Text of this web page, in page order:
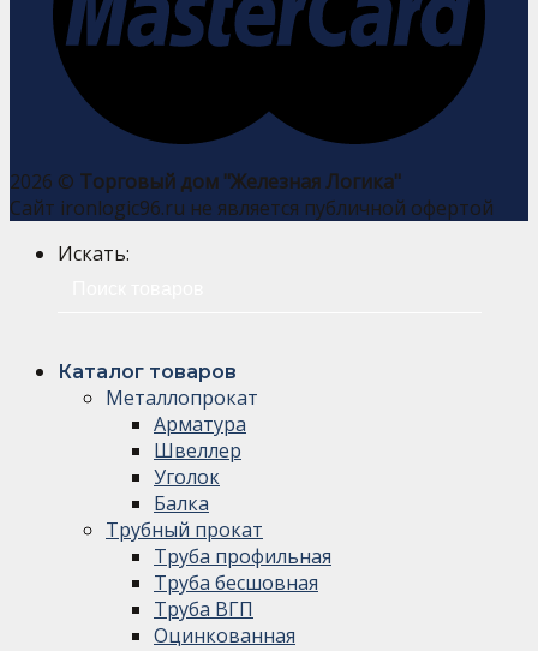
2026 © Торговый дом "Железная Логика"
Сайт ironlogic96.ru не является публичной офертой
Искать:
Каталог товаров
Металлопрокат
Арматура
Швеллер
Уголок
Балка
Трубный прокат
Труба профильная
Труба бесшовная
Труба ВГП
Оцинкованная